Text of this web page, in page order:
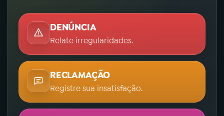
DENÚNCIA
Relate irregularidades.
RECLAMAÇÃO
Registre sua insatisfação.